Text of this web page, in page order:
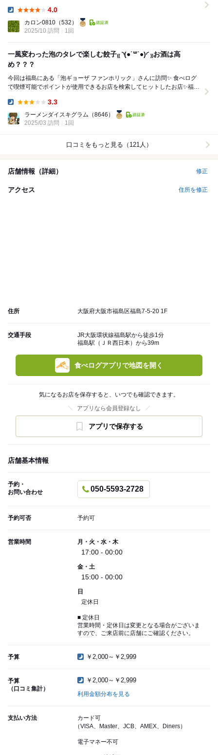
4.0
カロン0810 （532）
2025/10 訪問
1回
一風変わった泡のタレで楽しむ餃子₍₍ ◝(●˙꒳˙●)◜ ₎₎お酒は高
め？？？
今回は福島にある「泡ギョーザ ファンホリック」さんに訪問✨ 食べログ
で喫煙可能でポイントが使用できるお店を検索してヒットしたお店✨福島
3.3
ラーメンダイスキグラム （8646）
2025/03 訪問
1回
口コミをもっと見る（121人）
店舗情報（詳細） 修正
アクセス 住所を修正
住所 大阪府大阪市福島区福島7-5-20 1F
交通手段
JR大阪環状線福島駅から徒歩1分
福島駅（ＪＲ西日本）から39m
食べログアプリで地図を開く
気になるお店を保存すると、いつでも確認できます。
アプリなら会員登録なし
アプリで保存する
店舗基本情報
予約・
お問い合わせ
050-5593-2728
予約可否 予約可
営業時間 月・火・水・木
17:00 - 00:00
金・土
15:00 - 00:00
日
定休日
■ 定休日
営業時間・定休日は変更となる場合がございま
すので、ご来店前に店舗にご確認ください。
予算 ￥2,000～￥2,999
予算
（口コミ集計）
￥2,000～￥2,999
利用金額分布を見る
支払い方法
カード可
（VISA、Master、JCB、AMEX、Diners）
電子マネー不可